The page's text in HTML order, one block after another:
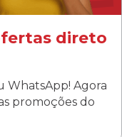
direto
WhatsApp! Agora
promoções do